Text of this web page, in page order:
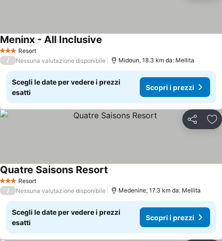
3 StelleResort
Meninx - All Inclusive
/ Nessuna valutazione disponibile Midoun, 18.3 km da: Mellita
Scegli le date per vedere i prezzi
esatti
Scopri i prezzi
Condividi
3 StelleResort
Quatre Saisons Resort
/ Nessuna valutazione disponibile Medenine, 17.3 km da: Mellita
Scegli le date per vedere i prezzi
esatti
Scopri i prezzi